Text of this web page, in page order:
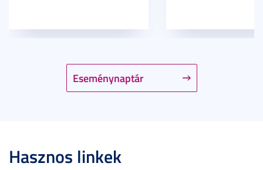
Eseménynaptár
Hasznos linkek